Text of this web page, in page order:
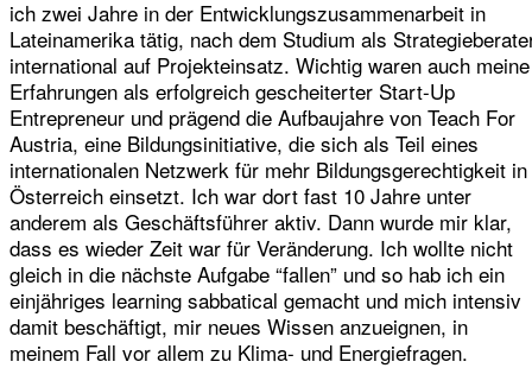
ich zwei Jahre in der Entwicklungszusammenarbeit in
Lateinamerika tätig, nach dem Studium als
international auf Projekteinsatz. Wichtig waren auch meine
Erfahrungen als erfolgreich gescheiterter Start-Up
Entrepreneur und prägend die Aufbaujahre von Teach For
Austria, eine Bildungsinitiative, die sich als Teil eines
internationalen Netzwerk für mehr Bildungsgerechtigkeit in
Österreich einsetzt. Ich war dort fast 10 Jahre unter
anderem als Geschäftsführer aktiv. Dann wurde mir klar,
dass es wieder Zeit war für Veränderung. Ich wollte nicht
gleich in die nächste Aufgabe “fallen” und so hab ich ein
einjähriges learning sabbatical gemacht und mich intensiv
damit beschäftigt, mir neues Wissen anzueignen, in
meinem Fall vor allem zu Klima- und Energiefragen.